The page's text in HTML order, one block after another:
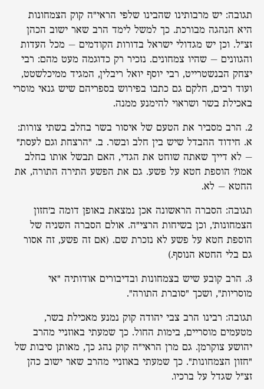
תגובה: יש מרבותינו שהבינו שלפי הראי"ה קוק הצמחונות
היא הנהגה מבורכת. כך למשל לימד הרב שאר ישוב הכהן
זצ"ל. וכן יש מגדולי ישראל בדורות הקודמים – מכל העדות
והגוונים – שהיו צמחונים. נזכיר רק כדוגמה מעט מהם: רבי
יצחק הבנשטרייט, רבי יוסף יואל ריבלין, המגיד ממיכלשטט,
ועוד רבים, חלקם גם כתבו בפירוש בספריהם שיש גנאי מוסרי
באכילת בשר ושראוי להימנע ממנה.
2. הרב מסביר את הטעם של איסור בשר בחלב בשתי צורות:
א. חידוד ההבדל שיש בין חלב ובשר. ב. "הרצחת וגם לעסת"
– לא דייך שאתה שוחט את הגדי, האם תבשל אותו בחלב
אמו? הוספת חטא על פשע. גם את הפשע התירה התורה, את
החטא – לא.
תגובה: הסברה הראשונה אכן נמצאת באופן דומה ב'חזון
הצמחונות', וכן בשיחות הרצי"ה. אולם הסברה השניה של
הוספת חטא על פשע לא נזכרת שם. (אם זה פשע, זה אסור
גם בלי החטא הנוסף.)
3. הרב קובע שיש בצמחונות ובדיבורים אודותיה "אי
מוסריות", ושכך "סוברת התורה".
תגובה: רבינו הרב צבי יהודה קוק נמנע מאכילת בשר,
מטעמים מוסריים, בימות החול. כך שמעתי באוזניי מהרב
יהושע צוקרמן. גם מרן הראי"ה קוק נהג כך, מאותן סיבות של
"חזון הצמחונות". כך שמעתי באוזניי מהרב שאר ישוב כהן
זצ"ל שגדל על ברכיו.